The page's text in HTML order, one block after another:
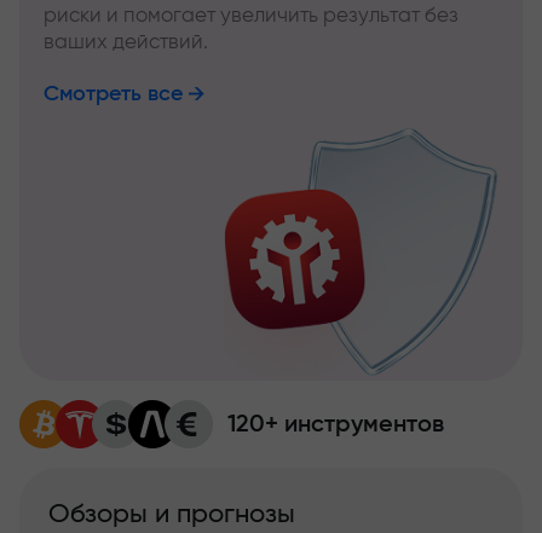
риски и помогает увеличить результат без
ваших действий.
Смотреть все
120+ инструментов
Обзоры и прогнозы